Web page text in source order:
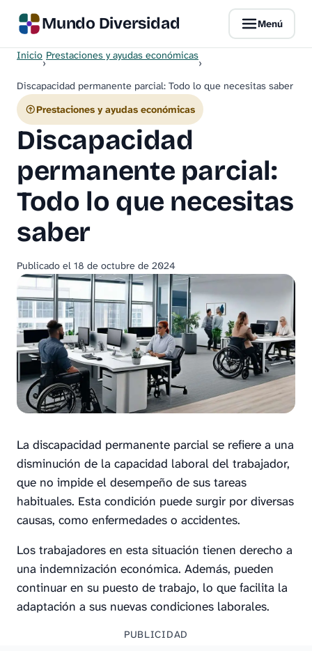
Mundo Diversidad Menú
Inicio
›
Prestaciones y ayudas económicas
›
Discapacidad permanente parcial: Todo lo que necesitas saber
Prestaciones y ayudas económicas
Discapacidad
permanente parcial:
Todo lo que necesitas
saber
Publicado el 18 de octubre de 2024
La discapacidad permanente parcial se refiere a una
disminución de la capacidad laboral del trabajador,
que no impide el desempeño de sus tareas
habituales. Esta condición puede surgir por diversas
causas, como enfermedades o accidentes.
Los trabajadores en esta situación tienen derecho a
una indemnización económica. Además, pueden
continuar en su puesto de trabajo, lo que facilita la
adaptación a sus nuevas condiciones laborales.
PUBLICIDAD